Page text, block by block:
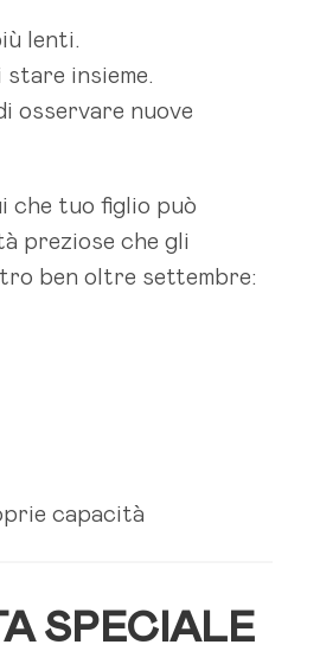
lenti.
stare insieme.
osservare nuove
che tuo figlio può
preziose che gli
ben oltre settembre:
capacità
SPECIALE